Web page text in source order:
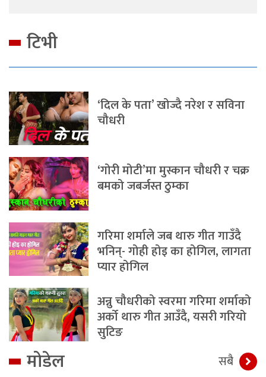
टिभी
‘दिल के पता’ खोज्दै नरेश र सविना
चौधरी
‘गोरी मोटी’मा मुस्कान चौधरी र चक्र
बमको जबर्जस्त ठुम्का
गरिमा शर्माले जब थारु गीत गाउँदै
भनिन्- गोही होइ का होगिल, लागता
प्यार होगिल
अन्नु चौधरीको स्वरमा गरिमा शर्माको
अर्को थारु गीत आउँदै, यसरी गरियो
सुटिङ
मोडेल सबै